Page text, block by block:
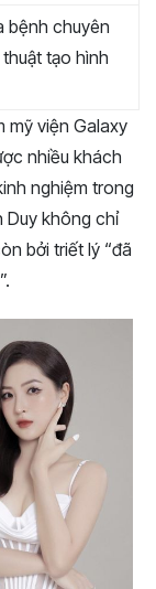
bệnh chuyên
tạo hình
mỹ viện Galaxy
nhiều khách
nghiệm trong
Duy không chỉ
bởi triết lý “đã